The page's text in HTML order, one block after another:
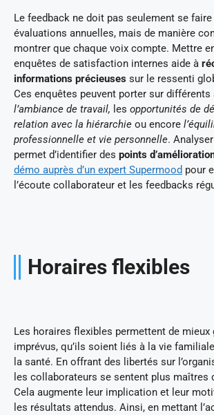
Le feedback ne doit pas seulement se
évaluations annuelles, mais de manière
montrer que chaque voix compte. Mettre
enquêtes de satisfaction internes aide à
informations précieuses sur le ressenti
Ces enquêtes peuvent porter sur
l’ambiance de travail, les opportunités de
relation avec la hiérarchie ou encore
professionnelle et vie personnelle.
permet d’identifier des points
démo auprès d’un expert Supermood pour
l’écoute collaborateur et les feedbacks
Horaires flexibles
Les horaires flexibles permettent de mieux
imprévus, qu’ils soient liés à la vie
la santé. En offrant des libertés sur
les collaborateurs se sentent plus maîtres
Cela augmente leur implication et leur
les résultats attendus. Ainsi, en mettant